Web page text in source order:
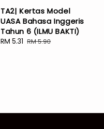
TA2| Kertas Model
UASA Bahasa Inggeris
Tahun 6 (ILMU BAKTI)
Sale
RM 5.31 Regular
RM 5.90